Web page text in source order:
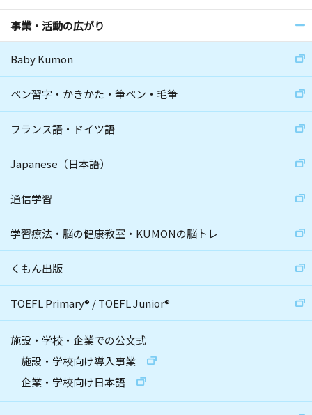
事業・活動の広がり
Baby Kumon
ペン習字・かきかた・筆ペン・毛筆
フランス語・ドイツ語
Japanese（日本語）
通信学習
学習療法・脳の健康教室・KUMONの脳トレ
くもん出版
TOEFL Primary® /TOEFL Junior®
施設・学校・企業での公文式
施設・学校向け導入事業
企業・学校向け日本語